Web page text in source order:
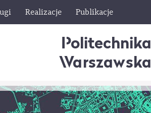
Realizacje Publikacje
Politechnika
Warszawska